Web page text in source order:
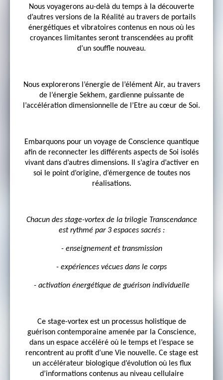
Nous voyagerons au-delà du temps à la découverte
d’autres versions de la Réalité au travers de portails
énergétiques et vibratoires contenus en nous où les
croyances limitantes seront transcendées au profit
d’un souffle nouveau.
Nous explorerons l’énergie de l’élément Air, au travers
de l’énergie Sekhem, gardienne puissante de
l’accélération dimensionnelle de l’Etre au cœur de Soi.
Embarquons pour un voyage de Conscience quantique
afin de reconnecter les différents aspects de Soi isolés
vivant dans d’autres dimensions. Il s’agira d’activer en
soi le point d’origine, d’émergence de toutes nos
réalisations.
Chacun des stage-vortex de la trilogie Transcendance
est rythmé par 3 espaces sacrés :
- enseignement et transmission
- expériences vécues dans le corps
- activation énergétique de guérison individuelle
Ce stage-vortex est un processus holistique de
guérison contemporaine amenée par la Conscience,
dans un espace accéléré où le temps et l’espace se
rencontrent au profit d’une Vie nouvelle. Ce stage est
un accélérateur biologique d’évolution où les flux
d’informations contenus au niveau cellulaire